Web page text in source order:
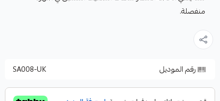
منفصلة.
رقم الموديل SA008-UK